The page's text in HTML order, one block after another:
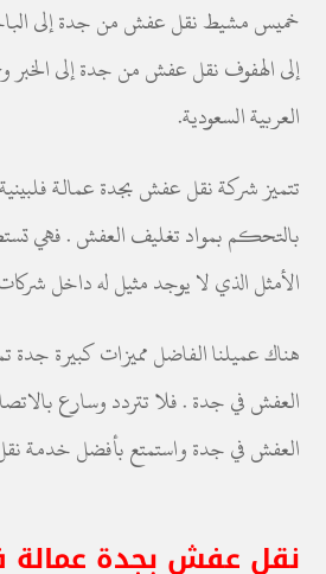
خميس مشيط نقل عفش من جدة إلى
إلى الهفوف نقل عفش من جدة إلى الخبر
العربية السعودية.
تتميز شركة نقل عفش بجدة عمالة فلبينية
بالتحكم بمواد تغليف العفش . فهي
الأمثل الذي لا يوجد مثيل له داخل
هناك عميلنا الفاضل مميزات كبيرة جدة
العفش في جدة . فلا تتردد وسارع
العفش في جدة واستمتع بأفضل خدمة
نقل عفش بجدة عمالة